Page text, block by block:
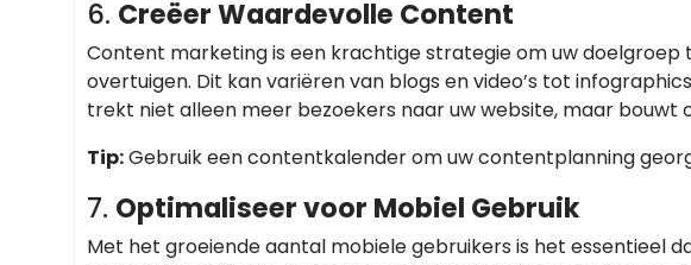
6. Creëer Waardevolle Content
Content marketing is een krachtige strategie om uw
overtuigen. Dit kan variëren van blogs en video’s tot
trekt niet alleen meer bezoekers naar uw website, maar bouwt
Tip:Gebruik een contentkalender om uw contentplanning
7. Optimaliseer voor Mobiel Gebruik
Met het groeiende aantal mobiele gebruikers is het essentieel